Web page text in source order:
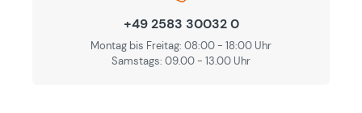
+49 2583 30032 0
Montag bis Freitag: 08:00 - 18:00 Uhr
Samstags: 09.00 - 13.00 Uhr